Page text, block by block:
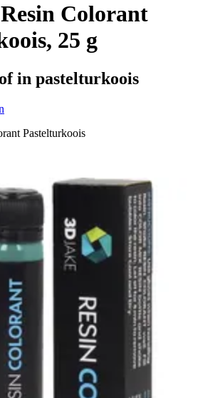
Resin Colorant
25 g
in pastelturkoois
Pastelturkoois